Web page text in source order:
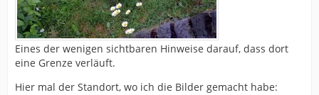
Eines der wenigen sichtbaren Hinweise darauf, dass dort
eine Grenze verläuft.
Hier mal der Standort, wo ich die Bilder gemacht habe: